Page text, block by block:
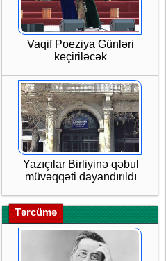
Vaqif Poeziya Günləri
keçiriləcək
Yazıçılar Birliyinə qəbul
müvəqqəti dayandırıldı
Tərcümə